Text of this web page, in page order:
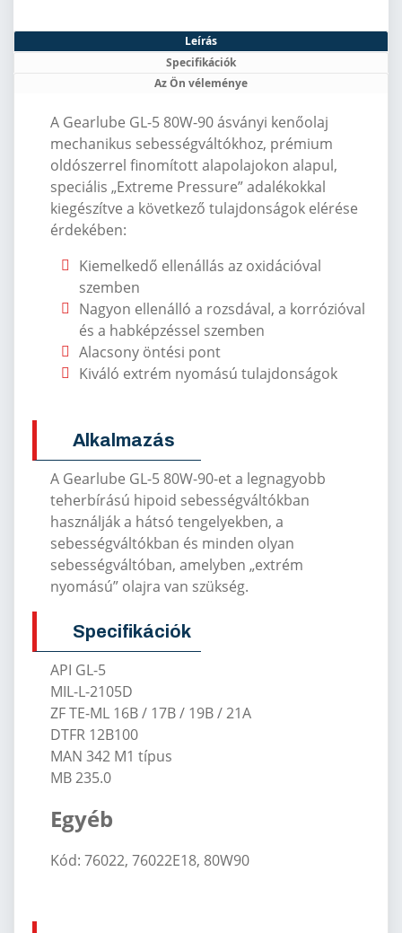
Leírás
Specifikációk
Az Ön véleménye
A Gearlube GL-5 80W-90 ásványi kenőolaj
mechanikus sebességváltókhoz, prémium
oldószerrel finomított alapolajokon alapul,
speciális „Extreme Pressure” adalékokkal
kiegészítve a következő tulajdonságok elérése
érdekében:
Kiemelkedő ellenállás az oxidációval
szemben
Nagyon ellenálló a rozsdával, a korrózióval
és a habképzéssel szemben
Alacsony öntési pont
Kiváló extrém nyomású tulajdonságok
Alkalmazás
A Gearlube GL-5 80W-90-et a legnagyobb
teherbírású hipoid sebességváltókban
használják a hátsó tengelyekben, a
sebességváltókban és minden olyan
sebességváltóban, amelyben „extrém
nyomású” olajra van szükség.
Specifikációk
API GL-5
MIL-L-2105D
ZF TE-ML 16B / 17B / 19B / 21A
DTFR 12B100
MAN 342 M1 típus
MB 235.0
Egyéb
Kód: 76022, 76022E18, 80W90